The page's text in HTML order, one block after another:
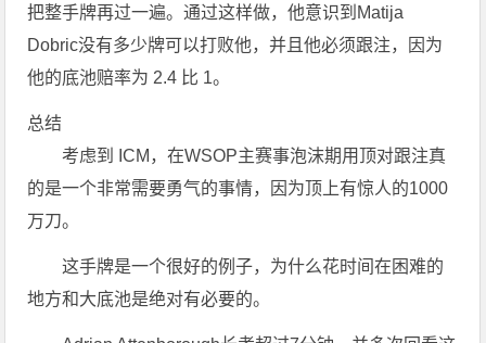
把整手牌再过一遍。通过这样做，他意识到Matija
Dobric没有多少牌可以打败他，并且他必须跟注，因为
他的底池赔率为 2.4 比 1。
总结
考虑到 ICM，在WSOP主赛事泡沫期用顶对跟注真
的是一个非常需要勇气的事情，因为顶上有惊人的1000
万刀。
这手牌是一个很好的例子，为什么花时间在困难的
地方和大底池是绝对有必要的。